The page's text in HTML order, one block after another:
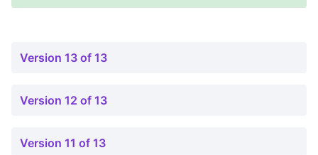
Version 13 of 13
Version 12 of 13
Version 11 of 13